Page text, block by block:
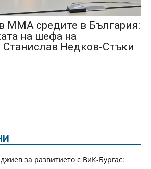
ММА средите в България:
на шефа на
Станислав Недков-Стъки
за развитието с ВиК-Бургас: